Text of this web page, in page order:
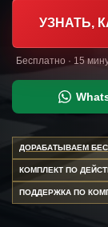
УЗНАТЬ,
Бесплатно · 15
ДОРАБАТЫВАЕМ
КОМПЛЕКТ ПО
ПОДДЕРЖКА ПО